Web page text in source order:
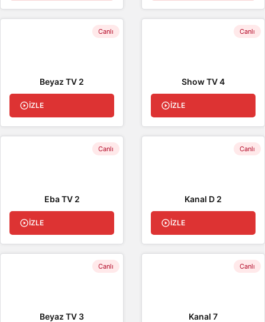
Canlı
Beyaz TV 2
İZLE
Canlı
Show TV 4
İZLE
Canlı
Eba TV 2
İZLE
Canlı
Kanal D 2
İZLE
Canlı
Beyaz TV 3
Canlı
Kanal 7